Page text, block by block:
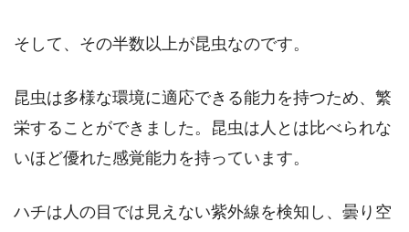
そして、その半数以上が昆虫なのです。
昆虫は多様な環境に適応できる能力を持つため、繁
栄することができました。昆虫は人とは比べられな
いほど優れた感覚能力を持っています。
ハチは人の目では見えない紫外線を検知し、曇り空